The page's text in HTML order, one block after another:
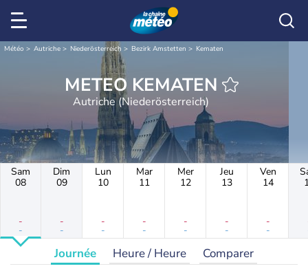
Météo Autriche Niederösterreich Bezirk Amstetten Kematen
METEO KEMATEN
Autriche (Niederösterreich)
Sam
08
-
-
Dim
09
-
-
Lun
10
-
-
Mar
11
-
-
Mer
12
-
-
Jeu
13
-
-
Ven
14
-
-
Journée Heure / Heure Comparer